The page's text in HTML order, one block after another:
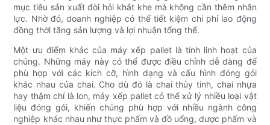
mục tiêu sản xuất đòi hỏi khắt khe mà không cần thêm nhân
lực. Nhờ đó, doanh nghiệp có thể tiết kiệm chi phí lao động
đồng thời tăng sản lượng và lợi nhuận tổng thể.
Một ưu điểm khác của máy xếp pallet là tính linh hoạt của
chúng. Những máy này có thể được điều chỉnh dễ dàng để
phù hợp với các kích cỡ, hình dạng và cấu hình đóng gói
khác nhau của chai. Cho dù đó là chai thủy tinh, chai nhựa
hay thậm chí là lon, máy xếp pallet có thể xử lý nhiều loại vật
liệu đóng gói, khiến chúng phù hợp với nhiều ngành công
nghiệp khác nhau như thực phẩm và đồ uống, dược phẩm và